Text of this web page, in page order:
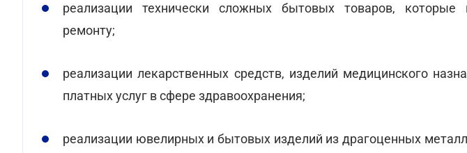
реализации технически сложных бытовых товаров, которые
ремонту;
реализации лекарственных средств, изделий медицинского
платных услуг в сфере здравоохранения;
реализации ювелирных и бытовых изделий из драгоценных